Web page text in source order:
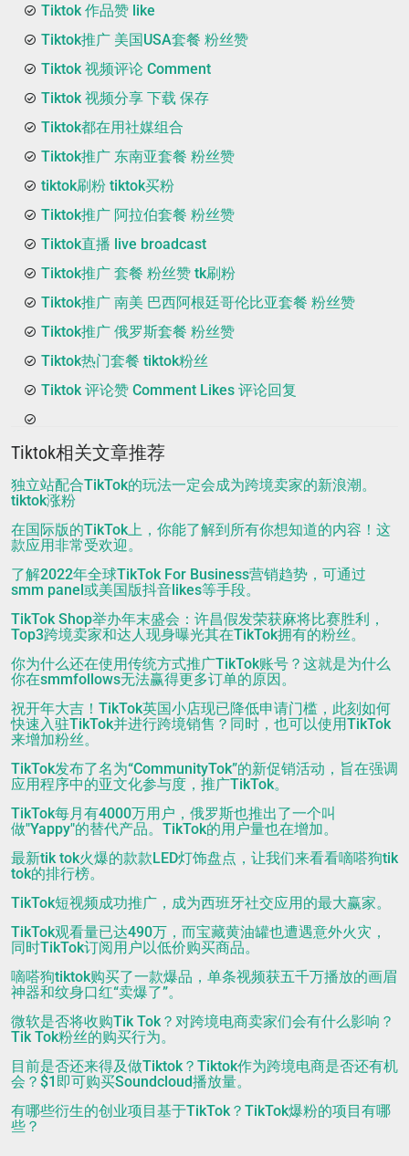
Tiktok 作品赞 like
Tiktok推广 美国USA套餐 粉丝赞
Tiktok 视频评论 Comment
Tiktok 视频分享 下载 保存
Tiktok都在用社媒组合
Tiktok推广 东南亚套餐 粉丝赞
tiktok刷粉 tiktok买粉
Tiktok推广 阿拉伯套餐 粉丝赞
Tiktok直播 live broadcast
Tiktok推广 套餐 粉丝赞 tk刷粉
Tiktok推广 南美 巴西阿根廷哥伦比亚套餐 粉丝赞
Tiktok推广 俄罗斯套餐 粉丝赞
Tiktok热门套餐 tiktok粉丝
Tiktok 评论赞 Comment Likes 评论回复
Tiktok相关文章推荐
独立站配合TikTok的玩法一定会成为跨境卖家的新浪潮。
tiktok涨粉
在国际版的TikTok上，你能了解到所有你想知道的内容！这
款应用非常受欢迎。
了解2022年全球TikTok For Business营销趋势，可通过
smm panel或美国版抖音likes等手段。
TikTok Shop举办年末盛会：许昌假发荣获麻将比赛胜利，
Top3跨境卖家和达人现身曝光其在TikTok拥有的粉丝。
你为什么还在使用传统方式推广TikTok账号？这就是为什么
你在smmfollows无法赢得更多订单的原因。
祝开年大吉！TikTok英国小店现已降低申请门槛，此刻如何
快速入驻TikTok并进行跨境销售？同时，也可以使用TikTok
来增加粉丝。
TikTok发布了名为“CommunityTok”的新促销活动，旨在强调
应用程序中的亚文化参与度，推广TikTok。
TikTok每月有4000万用户，俄罗斯也推出了一个叫
做"Yappy"的替代产品。TikTok的用户量也在增加。
最新tik tok火爆的款款LED灯饰盘点，让我们来看看嘀嗒狗tik
tok的排行榜。
TikTok短视频成功推广，成为西班牙社交应用的最大赢家。
TikTok观看量已达490万，而宝藏黄油罐也遭遇意外火灾，
同时TikTok订阅用户以低价购买商品。
嘀嗒狗tiktok购买了一款爆品，单条视频获五千万播放的画眉
神器和纹身口红“卖爆了”。
微软是否将收购Tik Tok？对跨境电商卖家们会有什么影响？
Tik Tok粉丝的购买行为。
目前是否还来得及做Tiktok？Tiktok作为跨境电商是否还有机
会？$1即可购买Soundcloud播放量。
有哪些衍生的创业项目基于TikTok？TikTok爆粉的项目有哪
些？